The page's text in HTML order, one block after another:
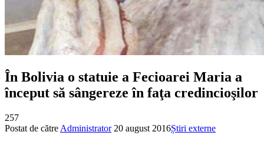
În Bolivia o statuie a Fecioarei Maria a
început să sângereze în faţa credincioşilor
257
Postat de către Administrator 20 august 2016Știri externe